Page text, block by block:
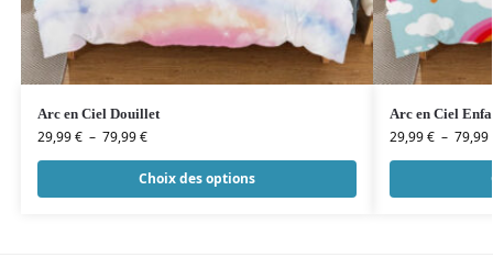
Arc en Ciel Douillet
29,99€ – 79,99€
Choix des options
Arc en Ciel
29,99€ – 79,99